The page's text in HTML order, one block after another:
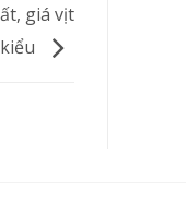
giá vịt